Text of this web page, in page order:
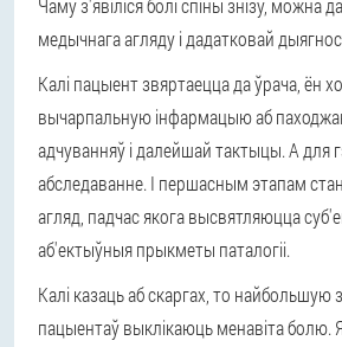
Чаму з'явіліся болі спіны знізу, можна
медычнага агляду і дадатковай
Калі пацыент звяртаецца да ўрача, ён
вычарпальную інфармацыю аб
адчуванняў і далейшай тактыцы. А для
абследаванне. І першасным этапам
агляд, падчас якога высвятляюцца
аб'ектыўныя прыкметы паталогіі.
Калі казаць аб скаргах, то найбольшую
пацыентаў выклікаюць менавіта